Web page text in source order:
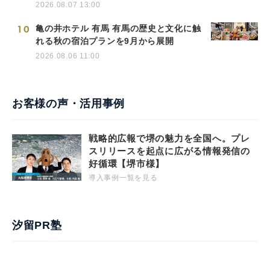
2026.08.07 13:00
10
亀の井ホテル 有馬 有馬の歴史と文化に触
れる秋の宿泊プランを9月から展開
2026.08.06 11:00
お客様の声・活用事例
戦略的広報で堺の魅力を全国へ。プレ
スリリースを起点に広がる情報発信の
好循環【堺市様】
導入事例一覧を見る
汐留PR塾